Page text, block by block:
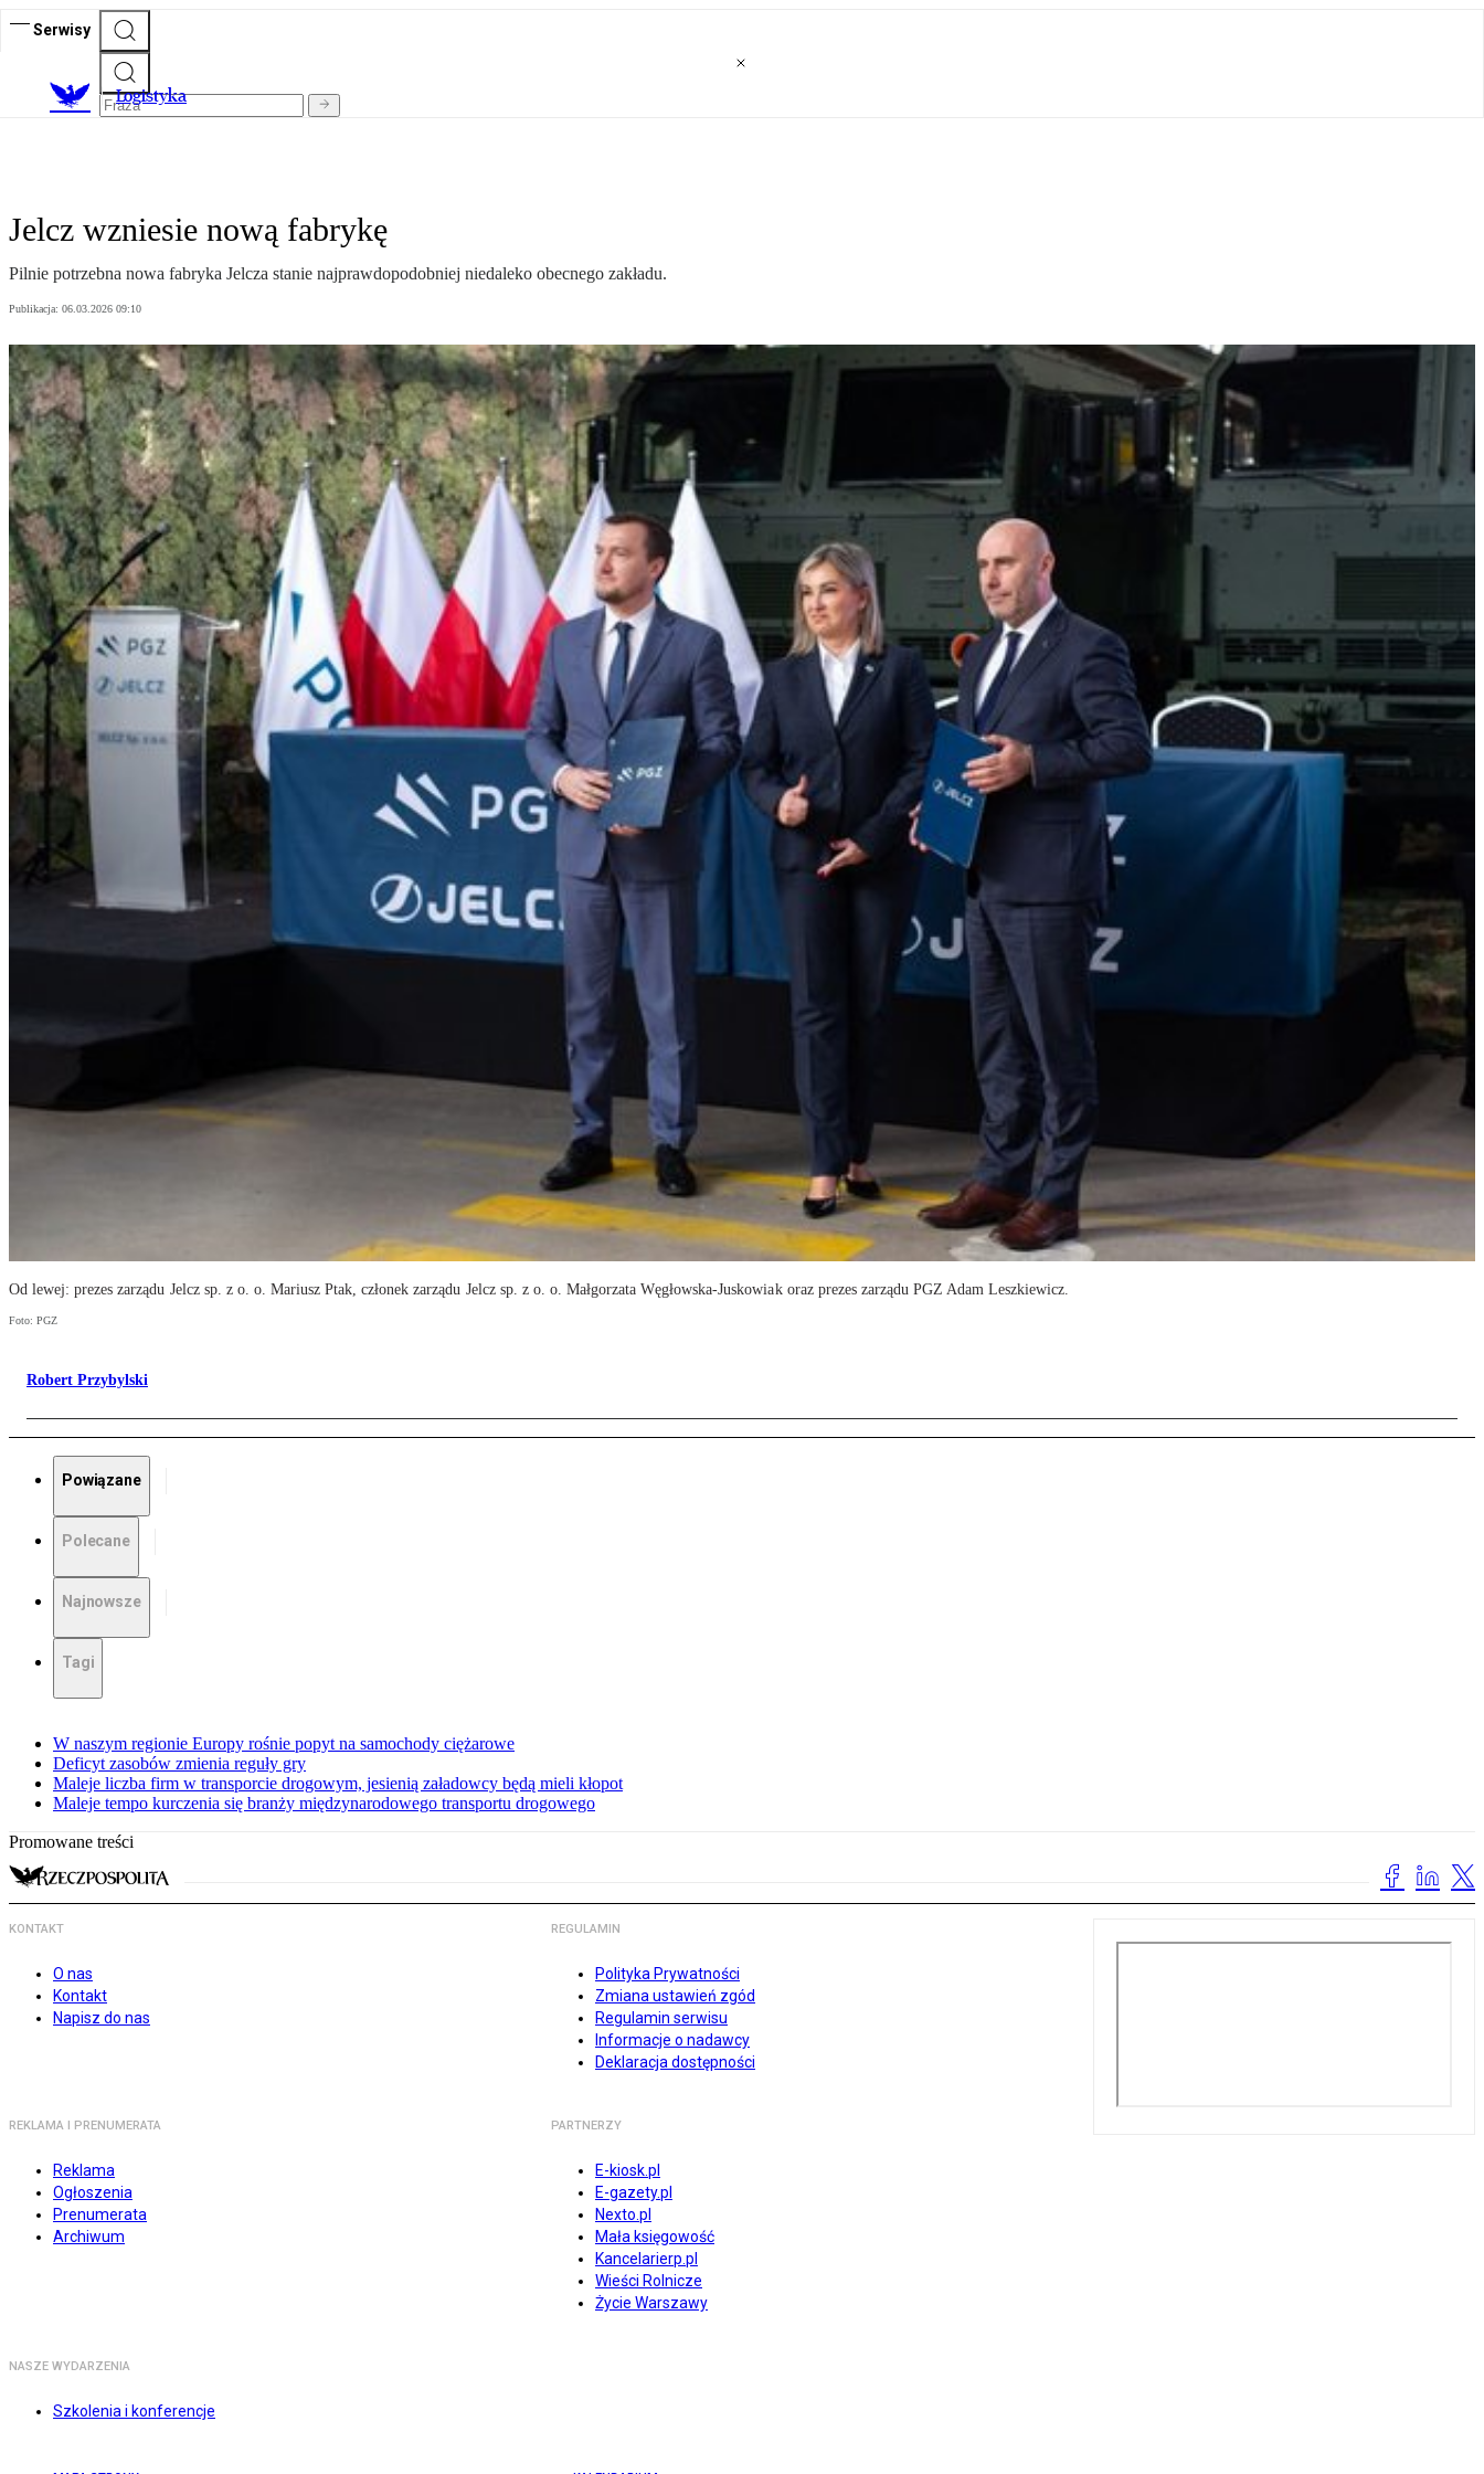
Serwisy
Logistyka
Jelcz wzniesie nową fabrykę
Pilnie potrzebna nowa fabryka Jelcza stanie najprawdopodobniej niedaleko obecnego zakładu.
Publikacja: 06.03.2026 09:10
Od lewej: prezes zarządu Jelcz sp. z o. o. Mariusz Ptak, członek zarządu Jelcz sp. z o. o. Małgorzata Węgłowska-Juskowiak oraz prezes zarządu PGZ Adam Leszkiewicz.
Foto: PGZ
Robert Przybylski
Powiązane
Polecane
Najnowsze
Tagi
W naszym regionie Europy rośnie popyt na samochody ciężarowe
Deficyt zasobów zmienia reguły gry
Maleje liczba firm w transporcie drogowym, jesienią załadowcy będą mieli kłopot
Maleje tempo kurczenia się branży międzynarodowego transportu drogowego
Promowane treści
KONTAKT
O nas
Kontakt
Napisz do nas
REGULAMIN
Polityka Prywatności
Zmiana ustawień zgód
Regulamin serwisu
Informacje o nadawcy
Deklaracja dostępności
REKLAMA I PRENUMERATA
Reklama
Ogłoszenia
Prenumerata
Archiwum
PARTNERZY
E-kiosk.pl
E-gazety.pl
Nexto.pl
Mała księgowość
Kancelarierp.pl
Wieści Rolnicze
Życie Warszawy
NASZE WYDARZENIA
Szkolenia i konferencje